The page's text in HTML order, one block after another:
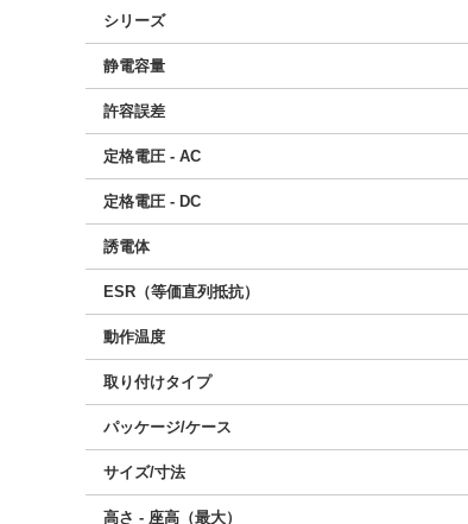
シリーズ
静電容量
許容誤差
定格電圧 - AC
定格電圧 - DC
誘電体
ESR（等価直列抵抗）
動作温度
取り付けタイプ
パッケージ/ケース
サイズ/寸法
高さ - 座高（最大）